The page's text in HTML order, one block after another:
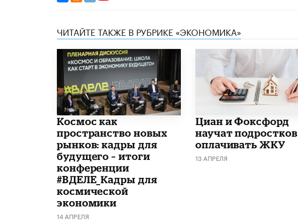
ЧИТАЙТЕ ТАКЖЕ В РУБРИКЕ «ЭКОНОМИКА»
Космос как
пространство новых
рынков: кадры для
будущего – итоги
конференции
#ВДЕЛЕ_Кадры для
космической
экономики
14 АПРЕЛЯ
Циан и Фоксфорд
научат подростков
оплачивать ЖКУ
13 АПРЕЛЯ